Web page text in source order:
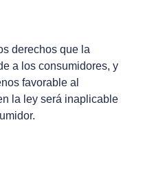
derechos que la
a los consumidores, y
favorable al
la ley será inaplicable